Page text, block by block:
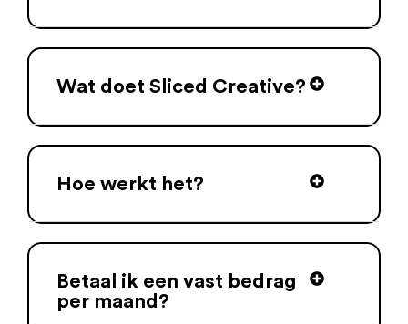
Wat doet Sliced Creative?
Hoe werkt het?
Betaal ik een vast bedrag
per maand?